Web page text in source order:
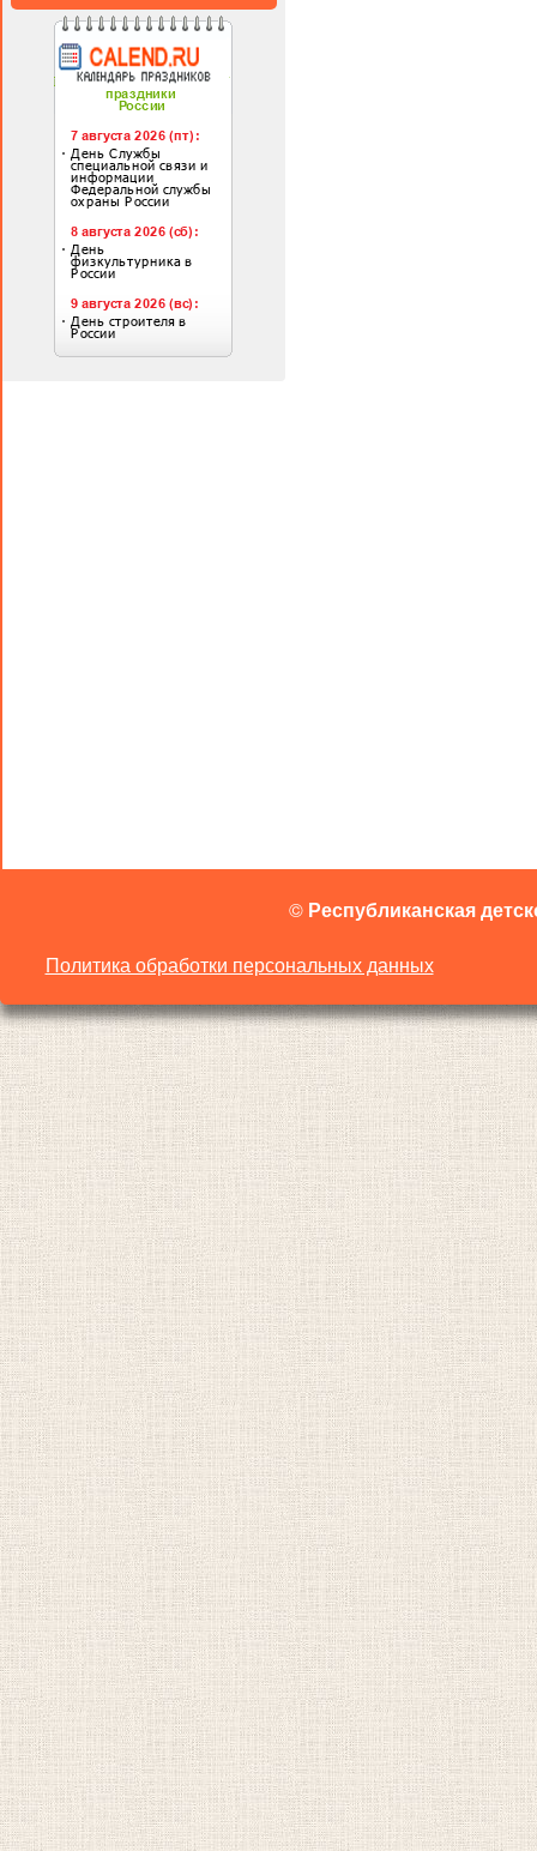
© Республиканская
Политика обработки персональных данных